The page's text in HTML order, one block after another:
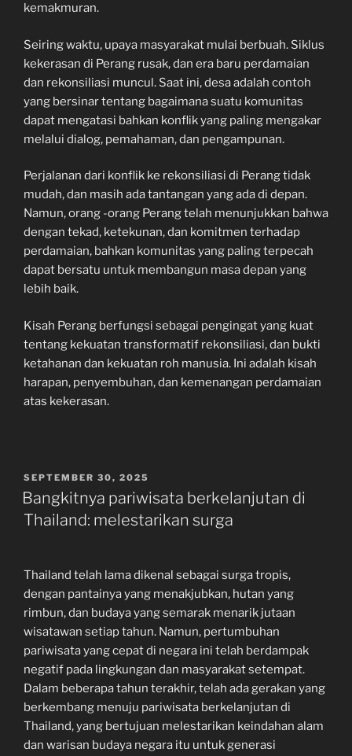
kemakmuran.
Seiring waktu, upaya masyarakat mulai berbuah. Siklus
kekerasan di Perang rusak, dan era baru perdamaian
dan rekonsiliasi muncul. Saat ini, desa adalah contoh
yang bersinar tentang bagaimana suatu komunitas
dapat mengatasi bahkan konflik yang paling mengakar
melalui dialog, pemahaman, dan pengampunan.
Perjalanan dari konflik ke rekonsiliasi di Perang tidak
mudah, dan masih ada tantangan yang ada di depan.
Namun, orang -orang Perang telah menunjukkan bahwa
dengan tekad, ketekunan, dan komitmen terhadap
perdamaian, bahkan komunitas yang paling terpecah
dapat bersatu untuk membangun masa depan yang
lebih baik.
Kisah Perang berfungsi sebagai pengingat yang kuat
tentang kekuatan transformatif rekonsiliasi, dan bukti
ketahanan dan kekuatan roh manusia. Ini adalah kisah
harapan, penyembuhan, dan kemenangan perdamaian
atas kekerasan.
POSTED
ON
SEPTEMBER 30, 2025
Bangkitnya pariwisata berkelanjutan di
Thailand: melestarikan surga
Thailand telah lama dikenal sebagai surga tropis,
dengan pantainya yang menakjubkan, hutan yang
rimbun, dan budaya yang semarak menarik jutaan
wisatawan setiap tahun. Namun, pertumbuhan
pariwisata yang cepat di negara ini telah berdampak
negatif pada lingkungan dan masyarakat setempat.
Dalam beberapa tahun terakhir, telah ada gerakan yang
berkembang menuju pariwisata berkelanjutan di
Thailand, yang bertujuan melestarikan keindahan alam
dan warisan budaya negara itu untuk generasi